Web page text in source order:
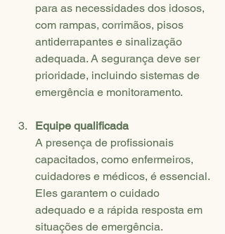
para as necessidades dos idosos,
com rampas, corrimãos, pisos
antiderrapantes e sinalização
adequada. A segurança deve ser
prioridade, incluindo sistemas de
emergência e monitoramento.
Equipe qualificada
A presença de profissionais
capacitados, como enfermeiros,
cuidadores e médicos, é essencial.
Eles garantem o cuidado
adequado e a rápida resposta em
situações de emergência.